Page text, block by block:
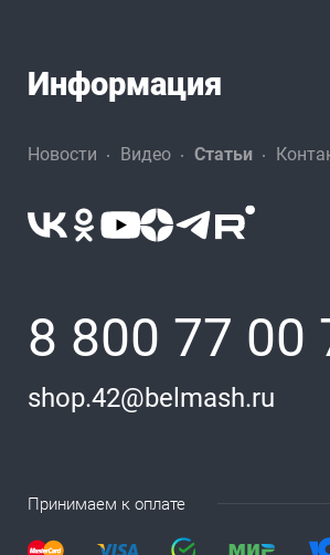
Информация
Новости Видео Статьи
8 800 77 00
shop.42@belmash.ru
Принимаем к оплате